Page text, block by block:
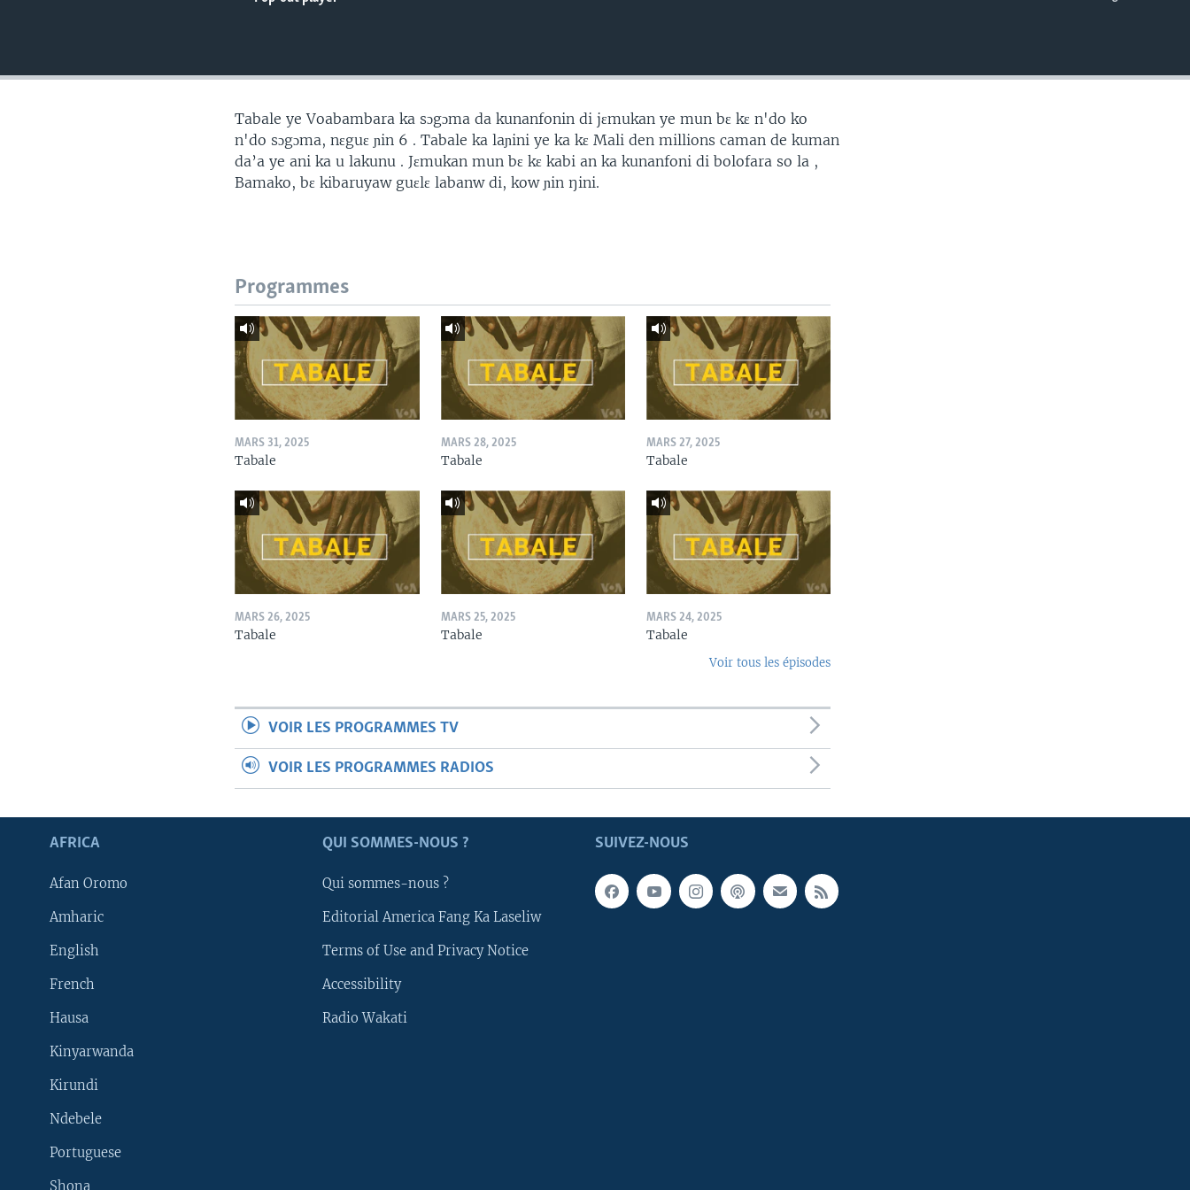
Tabale ye Voabambara ka sɔgɔma da kunanfonin di jɛmukan ye mun bɛ kɛ n'do ko
n'do sɔgɔma, nɛguɛ ɲin 6 . Tabale ka laɲini ye ka kɛ Mali den millions caman de kuman
da’a ye ani ka u lakunu . Jɛmukan mun bɛ kɛ kabi an ka kunanfoni di bolofara so la ,
Bamako, bɛ kibaruyaw guɛlɛ labanw di, kow ɲin ŋini.
Programmes
MARS 31, 2025
Tabale
MARS 28, 2025
Tabale
MARS 27, 2025
Tabale
MARS 26, 2025
Tabale
MARS 25, 2025
Tabale
MARS 24, 2025
Tabale
Voir tous les épisodes
VOIR LES PROGRAMMES TV
VOIR LES PROGRAMMES RADIOS
SUIVEZ-NOUS
AFRICA
Afan Oromo
Amharic
English
French
Hausa
Kinyarwanda
Kirundi
Ndebele
Portuguese
Shona
QUI SOMMES-NOUS ?
Qui sommes-nous ?
Editorial America Fang Ka Laseliw
Terms of Use and Privacy Notice
Accessibility
Radio Wakati